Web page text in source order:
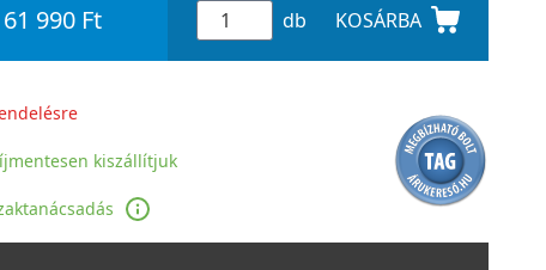
61 990 Ft db KOSÁRBA
kiszállítjuk